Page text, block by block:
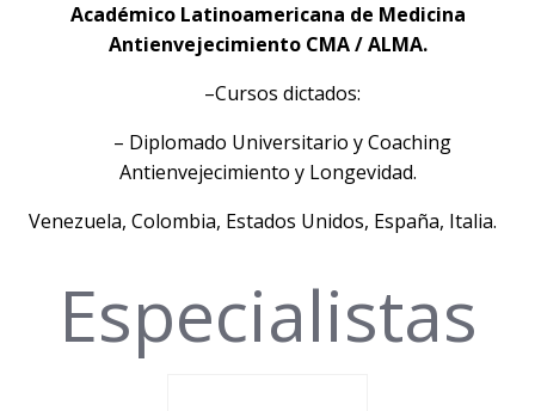
Académico Latinoamericana de Medicina
Antienvejecimiento CMA / ALMA.
–Cursos dictados:
– Diplomado Universitario y Coaching
Antienvejecimiento y Longevidad.
Venezuela, Colombia, Estados Unidos, España, Italia.
Especialistas